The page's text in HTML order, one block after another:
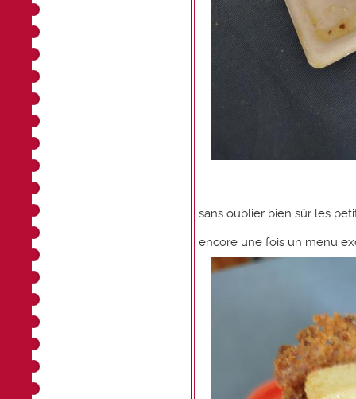
sans oublier bien sûr les
encore une fois un menu